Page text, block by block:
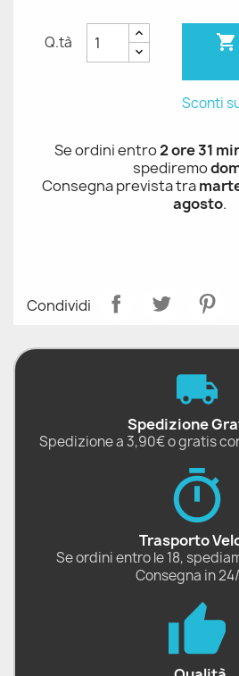
Q.tà 
Sconti
Se ordini entro2 ore 31
spediremo
Consegna prevista tra
agosto.
Condividi
Spedizione
Spedizione a 3,90€ o gratis
Trasporto
Se ordini entro le 18,
Consegna in